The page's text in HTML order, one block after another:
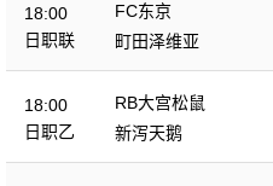
18:00
日职联
FC东京
町田泽维亚
18:00
日职乙
RB大宫松鼠
新泻天鹅